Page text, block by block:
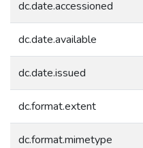
dc.date.accessioned
dc.date.available
dc.date.issued
dc.format.extent
dc.format.mimetype